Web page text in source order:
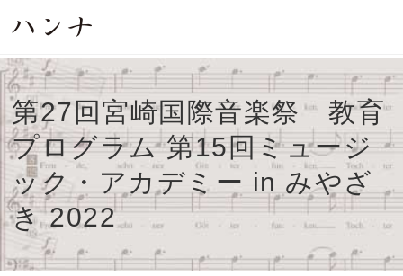
第27回宮崎国際音楽祭 教育
プログラム 第15回ミュージ
ック・アカデミー in みやざ
き 2022